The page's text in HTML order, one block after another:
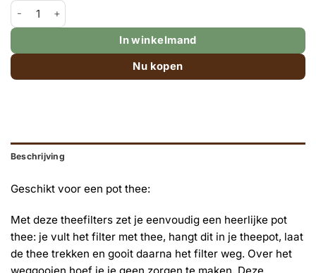
Theefilters papier voor een pot thee – 100 stuks aantal
In winkelmand
Nu kopen
Beschrijving
Geschikt voor een pot thee:
Met deze theefilters zet je eenvoudig een heerlijke pot
thee: je vult het filter met thee, hangt dit in je theepot, laat
de thee trekken en gooit daarna het filter weg. Over het